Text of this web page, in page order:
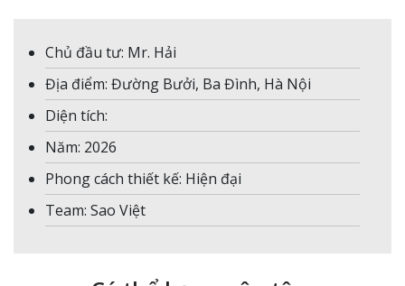
Chủ đầu tư: Mr. Hải
Địa điểm: Đường Bưởi, Ba Đình, Hà Nội
Diện tích:
Năm: 2026
Phong cách thiết kế: Hiện đại
Team: Sao Việt